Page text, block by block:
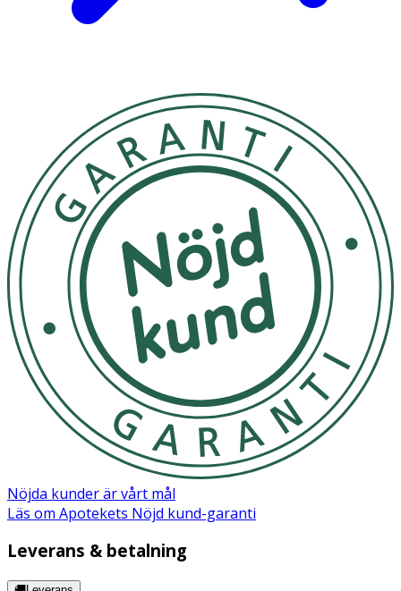
Nöjda kunder är vårt mål
Läs om Apotekets Nöjd kund-garanti
Leverans & betalning